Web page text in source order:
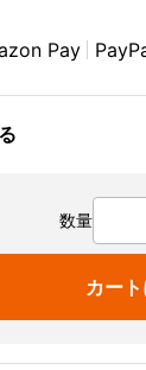
Pay
数量
カー